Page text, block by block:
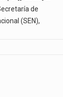
de
(SEN),